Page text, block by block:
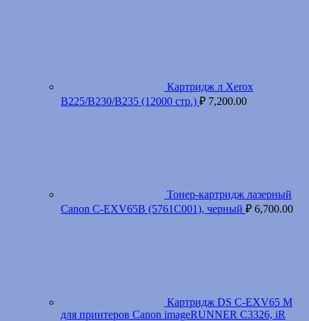
Картридж л Xerox
B225/B230/B235 (12000 стр.) ₽ 7,200.00
Тонер-картридж лазерный
Canon C-EXV65B (5761C001), черный ₽ 6,700.00
Картридж DS C-EXV65 M
для принтеров Canon imageRUNNER C3326, iR